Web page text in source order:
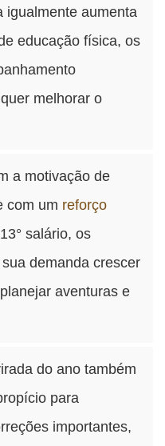
igualmente aumenta
educação física, os
melhorar o
a motivação de
com um reforço
salário, os
demanda crescer
aventuras e
do ano também
para
importantes,